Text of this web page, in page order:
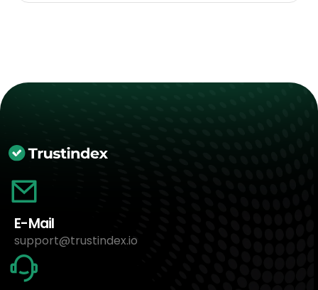
E-Mail
support@trustindex.io